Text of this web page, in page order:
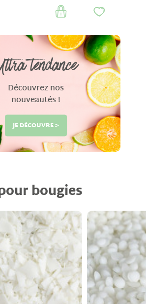
tendance
Découvrez nos
nouveautés !
JE DÉCOUVRE >
bougies